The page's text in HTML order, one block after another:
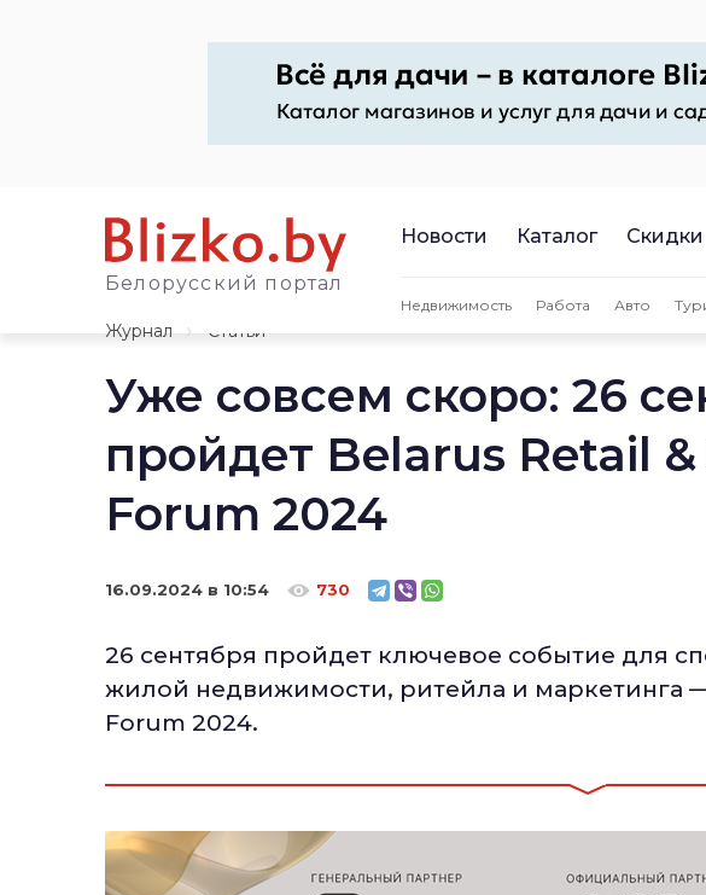
Белорусский портал
Новости Каталог Скидки
Недвижимость Работа Авто
Журнал
Статьи
Уже совсем скоро: 26
пройдет Belarus Retail
Forum 2024
16.09.2024 в 10:54 730
26 сентября пройдет ключевое событие для
жилой недвижимости, ритейла и маркетинга
Forum 2024.